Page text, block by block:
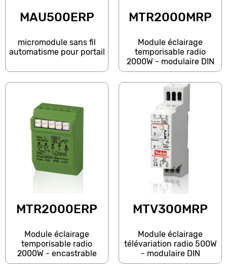
MAU500ERP
micromodule sans fil
automatisme pour portail
MTR2000MRP
Module éclairage
temporisable radio
2000W - modulaire DIN
MTR2000ERP
Module éclairage
temporisable radio
2000W - encastrable
MTV300MRP
Module éclairage
télévariation radio 500W
- modulaire DIN